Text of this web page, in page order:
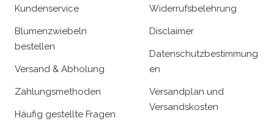
Kundenservice
Blumenzwiebeln
bestellen
Versand & Abholung
Zahlungsmethoden
Häufig gestellte Fragen
Widerrufsbelehrung
Disclaimer
Datenschutzbestimmung
en
Versandplan und
Versandskosten